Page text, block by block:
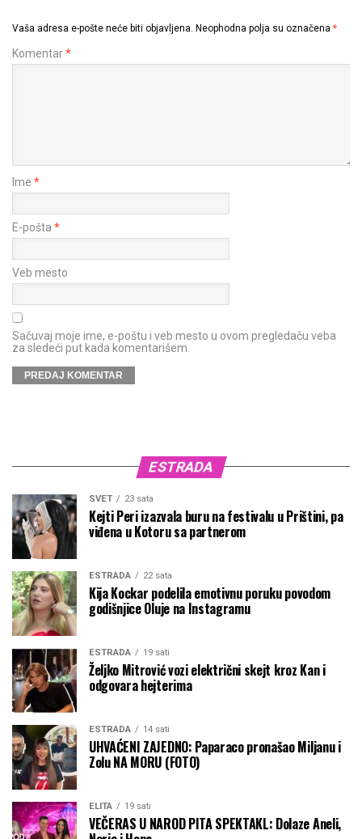
Vaša adresa e-pošte neće biti objavljena. Neophodna polja su označena *
Komentar*
Ime *
E-pošta *
Veb mesto
Sačuvaj moje ime, e-poštu i veb mesto u ovom pregledaču veba
za sledeći put kada komentarišem.
ESTRADA
SVET 23 sata
Kejti Peri izazvala buru na festivalu u Prištini, pa
viđena u Kotoru sa partnerom
ESTRADA 22 sata
Kija Kockar podelila emotivnu poruku povodom
godišnjice Oluje na Instagramu
ESTRADA 19 sati
Željko Mitrović vozi električni skejt kroz Kan i
odgovara hejterima
ESTRADA 14 sati
UHVAĆENI ZAJEDNO: Paparaco pronašao Miljanu i
Zolu NA MORU (FOTO)
ELITA 19 sati
VEČERAS U NAROD PITA SPEKTAKL: Dolaze Aneli,